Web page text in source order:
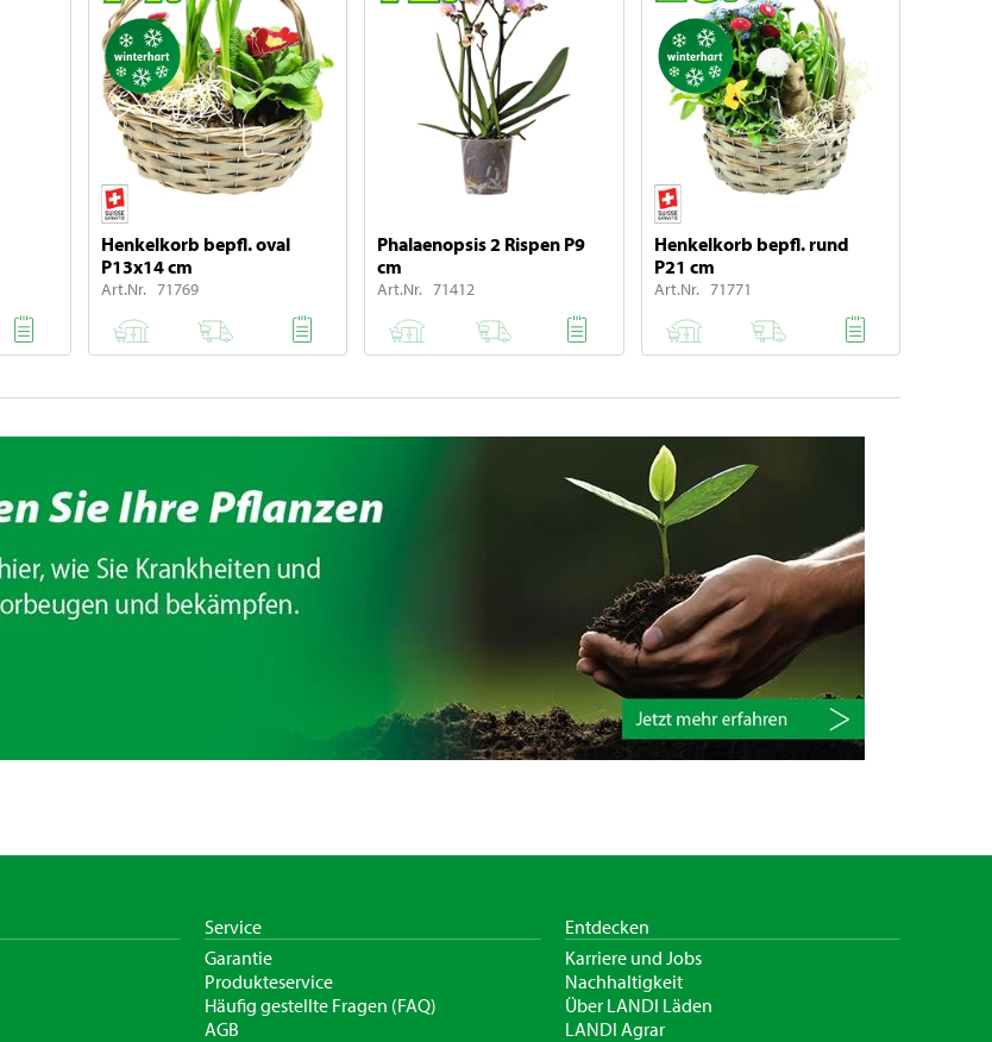
Henkelkorb bepfl. oval
P13x14 cm
Art.Nr. 71769
Phalaenopsis 2 Rispen P9
cm
Art.Nr. 71412
Henkelkorb bepfl. rund
P21 cm
Art.Nr. 71771
Service
Garantie
Produkteservice
Häufig gestellte Fragen (FAQ)
AGB
Entdecken
Karriere und Jobs
Nachhaltigkeit
Über LANDI Läden
LANDI Agrar